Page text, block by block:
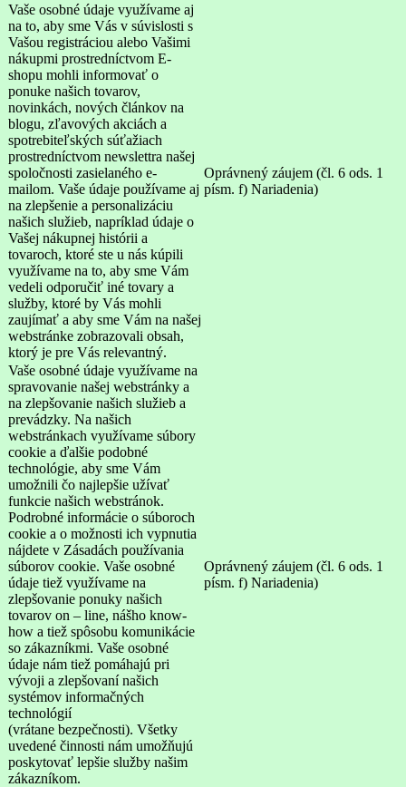
Vaše osobné údaje využívame aj
na to, aby sme Vás v súvislosti s
Vašou registráciou alebo Vašimi
nákupmi prostredníctvom E-
shopu mohli informovať o
ponuke našich tovarov,
novinkách, nových článkov na
blogu, zľavových akciách a
spotrebiteľských súťažiach
prostredníctvom newslettra našej
spoločnosti zasielaného e-
mailom. Vaše údaje používame aj
na zlepšenie a personalizáciu
našich služieb, napríklad údaje o
Vašej nákupnej histórii a
tovaroch, ktoré ste u nás kúpili
využívame na to, aby sme Vám
vedeli odporučiť iné tovary a
služby, ktoré by Vás mohli
zaujímať a aby sme Vám na našej
webstránke zobrazovali obsah,
ktorý je pre Vás relevantný.
Oprávnený záujem (čl. 6 ods. 1
písm. f) Nariadenia)
Vaše osobné údaje využívame na
spravovanie našej webstránky a
na zlepšovanie našich služieb a
prevádzky. Na našich
webstránkach využívame súbory
cookie a ďalšie podobné
technológie, aby sme Vám
umožnili čo najlepšie užívať
funkcie našich webstránok.
Podrobné informácie o súboroch
cookie a o možnosti ich vypnutia
nájdete v Zásadách používania
súborov cookie. Vaše osobné
údaje tiež využívame na
zlepšovanie ponuky našich
tovarov on – line, nášho know-
how a tiež spôsobu komunikácie
so zákazníkmi. Vaše osobné
údaje nám tiež pomáhajú pri
vývoji a zlepšovaní našich
systémov informačných
technológií
(vrátane bezpečnosti). Všetky
uvedené činnosti nám umožňujú
poskytovať lepšie služby našim
zákazníkom.
Oprávnený záujem (čl. 6 ods. 1
písm. f) Nariadenia)